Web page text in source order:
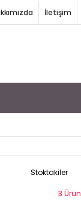
İletişim
Stoktakiler
3 Ürün